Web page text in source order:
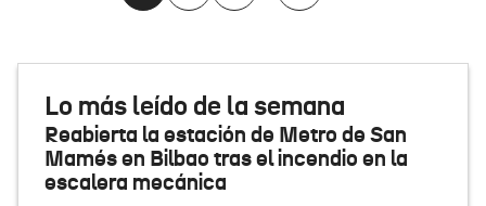
Lo más leído de la semana
Reabierta la estación de Metro de San
Mamés en Bilbao tras el incendio en la
escalera mecánica